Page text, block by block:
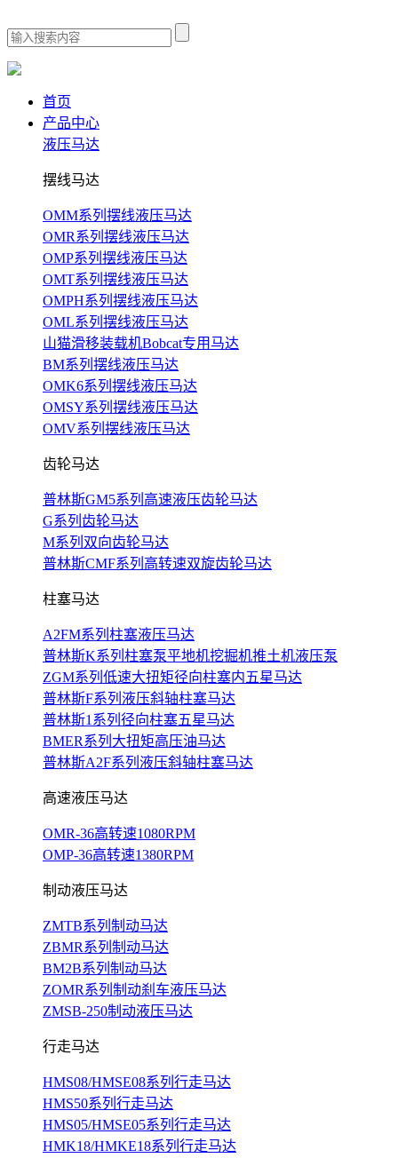
首页
产品中心
液压马达
摆线马达
OMM系列摆线液压马达
OMR系列摆线液压马达
OMP系列摆线液压马达
OMT系列摆线液压马达
OMPH系列摆线液压马达
OML系列摆线液压马达
山猫滑移装载机Bobcat专用马达
BM系列摆线液压马达
OMK6系列摆线液压马达
OMSY系列摆线液压马达
OMV系列摆线液压马达
齿轮马达
普林斯GM5系列高速液压齿轮马达
G系列齿轮马达
M系列双向齿轮马达
普林斯CMF系列高转速双旋齿轮马达
柱塞马达
A2FM系列柱塞液压马达
普林斯K系列柱塞泵平地机挖掘机推土机液压泵
ZGM系列低速大扭矩径向柱塞内五星马达
普林斯F系列液压斜轴柱塞马达
普林斯1系列径向柱塞五星马达
BMER系列大扭矩高压油马达
普林斯A2F系列液压斜轴柱塞马达
高速液压马达
OMR-36高转速1080RPM
OMP-36高转速1380RPM
制动液压马达
ZMTB系列制动马达
ZBMR系列制动马达
BM2B系列制动马达
ZOMR系列制动刹车液压马达
ZMSB-250制动液压马达
行走马达
HMS08/HMSE08系列行走马达
HMS50系列行走马达
HMS05/HMSE05系列行走马达
HMK18/HMKE18系列行走马达